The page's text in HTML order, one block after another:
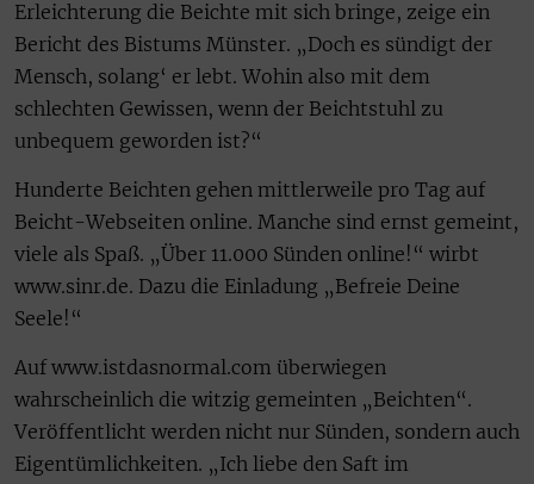
Erleichterung die Beichte mit sich bringe, zeige ein
Bericht des Bistums Münster. „Doch es sündigt der
Mensch, solang‘ er lebt. Wohin also mit dem
schlechten Gewissen, wenn der Beichtstuhl zu
unbequem geworden ist?“
Hunderte Beichten gehen mittlerweile pro Tag auf
Beicht-Webseiten online. Manche sind ernst gemeint,
viele als Spaß. „Über 11.000 Sünden online!“ wirbt
www.sinr.de. Dazu die Einladung „Befreie Deine
Seele!“
Auf www.istdasnormal.com überwiegen
wahrscheinlich die witzig gemeinten „Beichten“.
Veröffentlicht werden nicht nur Sünden, sondern auch
Eigentümlichkeiten. „Ich liebe den Saft im